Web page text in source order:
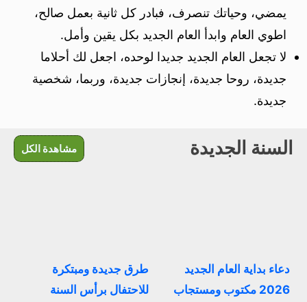
يمضي، وحياتك تنصرف، فبادر كل ثانية بعمل صالح،
اطوي العام وابدأ العام الجديد بكل يقين وأمل.
لا تجعل العام الجديد جديدا لوحده، اجعل لك أحلاما
جديدة، روحا جديدة، إنجازات جديدة، وربما، شخصية
جديدة.
السنة الجديدة مشاهدة الكل
دعاء بداية العام الجديد
2026 مكتوب ومستجاب
طرق جديدة ومبتكرة
للاحتفال برأس السنة